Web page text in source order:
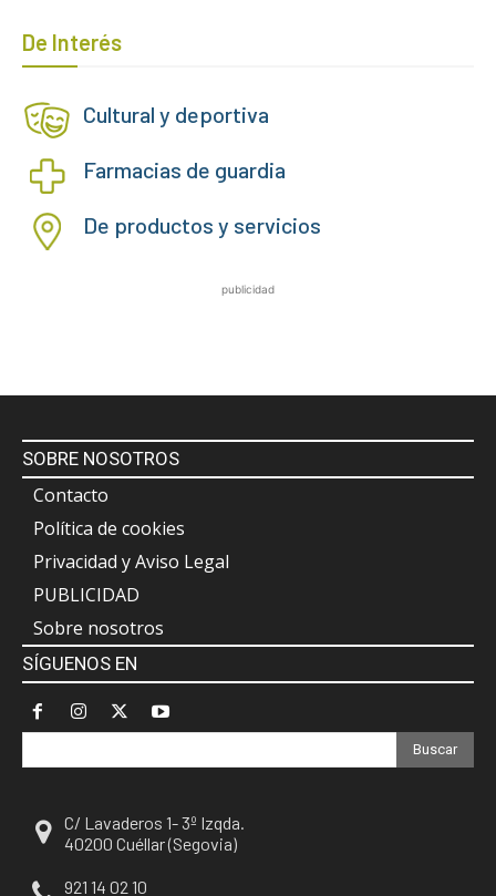
De Interés
Cultural y deportiva
Farmacias de guardia
De productos y servicios
publicidad
SOBRE NOSOTROS
Contacto
Política de cookies
Privacidad y Aviso Legal
PUBLICIDAD
Sobre nosotros
SÍGUENOS EN
Buscar
C/ Lavaderos 1- 3º Izqda.
40200 Cuéllar (Segovia)
921 14 02 10